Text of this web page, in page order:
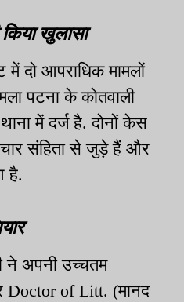
खुलासा
में दो आपराधिक मामलों
पटना के कोतवाली
में दर्ज है. दोनों केस
संहिता से जुड़े हैं और
है.
ने अपनी उच्चतम
Doctor of Litt. (मानद